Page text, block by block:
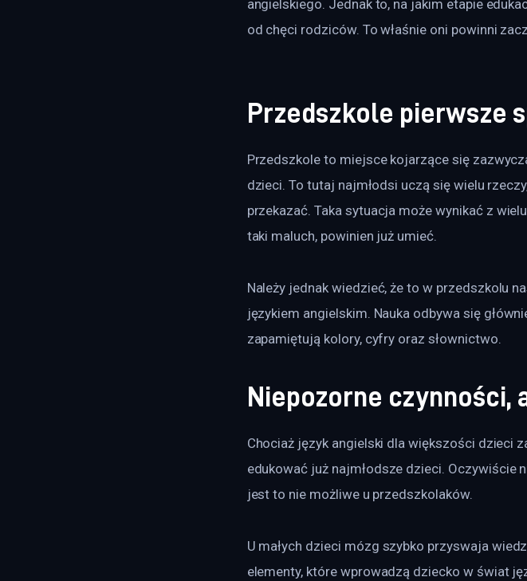
angielskiego. Jednak to, na jakim etapie
od chęci rodziców. To właśnie oni powinni
Przedszkole pierwsze
Przedszkole to miejsce kojarzące się
dzieci. To tutaj najmłodsi uczą się wielu
przekazać. Taka sytuacja może wynikać z
taki maluch, powinien już umieć.
Należy jednak wiedzieć, że to w przedszkolu
językiem angielskim. Nauka odbywa się
zapamiętują kolory, cyfry oraz słownictwo.
Niepozorne czynności,
Chociaż język angielski dla większości dzieci
edukować już najmłodsze dzieci. Oczywiście
jest to nie możliwe u przedszkolaków.
U małych dzieci mózg szybko przyswaja
elementy, które wprowadzą dziecko w świat